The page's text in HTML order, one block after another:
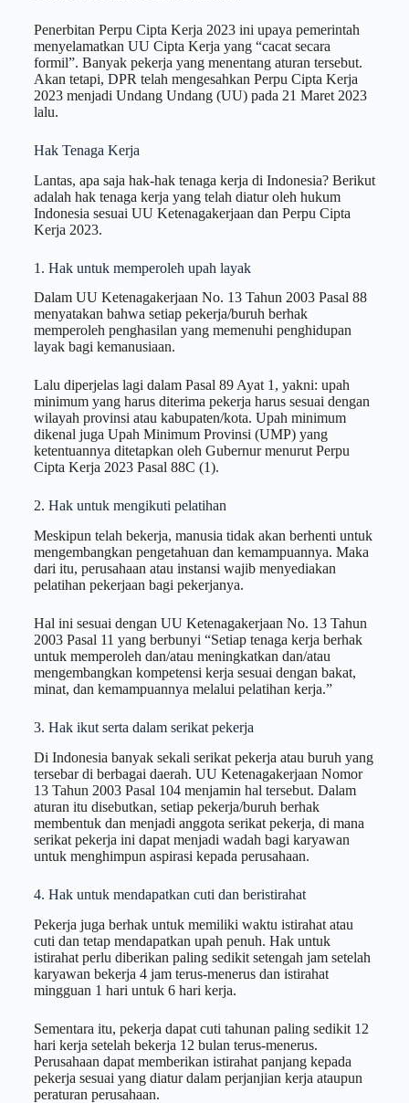
Penerbitan Perpu Cipta Kerja 2023 ini upaya pemerintah
menyelamatkan UU Cipta Kerja yang “cacat secara
formil”. Banyak pekerja yang menentang aturan tersebut.
Akan tetapi, DPR telah mengesahkan Perpu Cipta Kerja
2023 menjadi Undang Undang (UU) pada 21 Maret 2023
lalu.
Hak Tenaga Kerja
Lantas, apa saja hak-hak tenaga kerja di Indonesia? Berikut
adalah hak tenaga kerja yang telah diatur oleh hukum
Indonesia sesuai UU Ketenagakerjaan dan Perpu Cipta
Kerja 2023.
1. Hak untuk memperoleh upah layak
Dalam UU Ketenagakerjaan No. 13 Tahun 2003 Pasal 88
menyatakan bahwa setiap pekerja/buruh berhak
memperoleh penghasilan yang memenuhi penghidupan
layak bagi kemanusiaan.
Lalu diperjelas lagi dalam Pasal 89 Ayat 1, yakni: upah
minimum yang harus diterima pekerja harus sesuai dengan
wilayah provinsi atau kabupaten/kota. Upah minimum
dikenal juga Upah Minimum Provinsi (UMP) yang
ketentuannya ditetapkan oleh Gubernur menurut Perpu
Cipta Kerja 2023 Pasal 88C (1).
2. Hak untuk mengikuti pelatihan
Meskipun telah bekerja, manusia tidak akan berhenti untuk
mengembangkan pengetahuan dan kemampuannya. Maka
dari itu, perusahaan atau instansi wajib menyediakan
pelatihan pekerjaan bagi pekerjanya.
Hal ini sesuai dengan UU Ketenagakerjaan No. 13 Tahun
2003 Pasal 11 yang berbunyi “Setiap tenaga kerja berhak
untuk memperoleh dan/atau meningkatkan dan/atau
mengembangkan kompetensi kerja sesuai dengan bakat,
minat, dan kemampuannya melalui pelatihan kerja.”
3. Hak ikut serta dalam serikat pekerja
Di Indonesia banyak sekali serikat pekerja atau buruh yang
tersebar di berbagai daerah. UU Ketenagakerjaan Nomor
13 Tahun 2003 Pasal 104 menjamin hal tersebut. Dalam
aturan itu disebutkan, setiap pekerja/buruh berhak
membentuk dan menjadi anggota serikat pekerja, di mana
serikat pekerja ini dapat menjadi wadah bagi karyawan
untuk menghimpun aspirasi kepada perusahaan.
4. Hak untuk mendapatkan cuti dan beristirahat
Pekerja juga berhak untuk memiliki waktu istirahat atau
cuti dan tetap mendapatkan upah penuh. Hak untuk
istirahat perlu diberikan paling sedikit setengah jam setelah
karyawan bekerja 4 jam terus-menerus dan istirahat
mingguan 1 hari untuk 6 hari kerja.
Sementara itu, pekerja dapat cuti tahunan paling sedikit 12
hari kerja setelah bekerja 12 bulan terus-menerus.
Perusahaan dapat memberikan istirahat panjang kepada
pekerja sesuai yang diatur dalam perjanjian kerja ataupun
peraturan perusahaan.